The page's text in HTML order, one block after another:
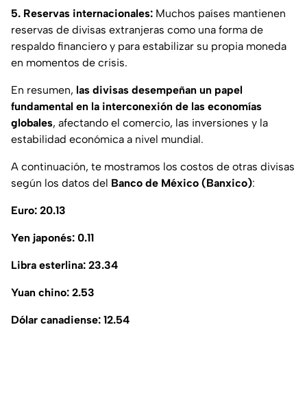
5. Reservas internacionales: Muchos países mantienen
reservas de divisas extranjeras como una forma de
respaldo financiero y para estabilizar su propia moneda
en momentos de crisis.
En resumen, las divisas desempeñan un papel
fundamental en la interconexión de las economías
globales, afectando el comercio, las inversiones y la
estabilidad económica a nivel mundial.
A continuación, te mostramos los costos de otras divisas
según los datos del Banco de México (Banxico):
Euro: 20.13
Yen japonés: 0.11
Libra esterlina: 23.34
Yuan chino: 2.53
Dólar canadiense: 12.54